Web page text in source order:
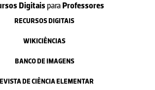
Digitais paraProfessores
RECURSOS DIGITAIS
WIKICIÊNCIAS
BANCO DE IMAGENS
DE CIÊNCIA ELEMENTAR